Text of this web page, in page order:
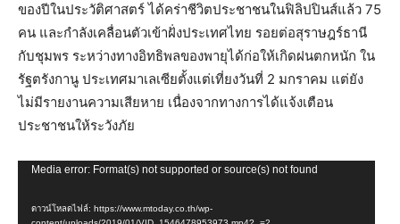
ของปีในประวัติศาสตร์ ได้คร่าชีวิตประชาชนในฟิลิปปินส์แล้ว 75
คน และกำลังเคลื่อนตัวเข้าฝั่งประเทศไทย รอยต่อสุราษฎร์ธานี
กับชุมพร ระหว่างทางอิทธิพลของพายุได้ก่อให้เกิดฝนตกหนัก ใน
รัฐตรังกานู ประเทศมาเลเซียตั้งแต่เที่ยงวันที่ 2 มกราคม แต่ยัง
ไม่มีรายงานความเสียหาย เนื่องจากทางการได้แจ้งเตือน
ประชาชนให้ระวังภัย
ตัว
ไฟล์
Media error: Format(s) not supported or source(s) not found
ดาวน์โหลดไฟล์: https://www.mtoday.co.th/wp-